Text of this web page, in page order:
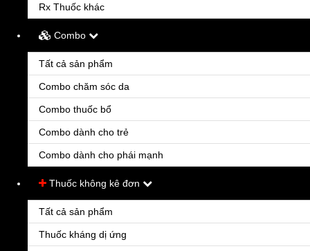
Rx Thuốc khác
Combo
Tất cả sản phẩm
Combo chăm sóc da
Combo thuốc bổ
Combo dành cho trẻ
Combo dành cho phái mạnh
Thuốc không kê đơn
Tất cả sản phẩm
Thuốc kháng dị ứng